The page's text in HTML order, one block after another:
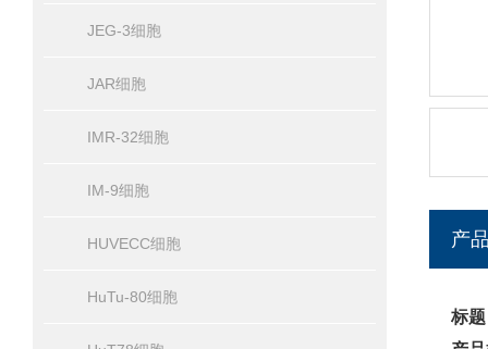
JEG-3细胞
JAR细胞
IMR-32细胞
IM-9细胞
HUVECC细胞
HuTu-80细胞
产
标